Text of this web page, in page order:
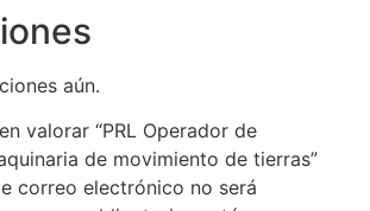
aún.
valorar “PRL Operador de
de movimiento de tierras”
correo electrónico no será